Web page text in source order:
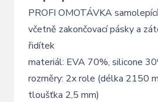
PROFI OMOTÁVKA samolepící
včetně zakončovací pásky a
řidítek
materiál: EVA 70%, silicone
rozměry: 2x role (délka 2150
tloušťka 2,5 mm)